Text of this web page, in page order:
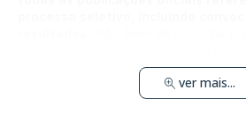
ver mais...